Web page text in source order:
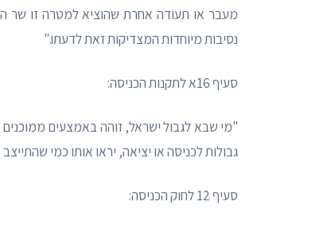
מעבר או תעודה אחרת שהוציא למטרה זו שר
נסיבות מיוחדות המצדיקות זאת לדעתו."
סעיף 16א לתקנות הכניסה:
"מי שבא לגבול ישראל, זוהה באמצעים ממוכנים
גבולות לכניסה או יציאה, יראו אותו כמי שהתייצב
סעיף 12 לחוק הכניסה: